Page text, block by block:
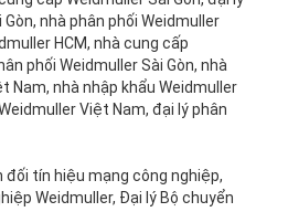
nhà phân phối Weidmuller
HCM, nhà cung cấp
phối Weidmuller Sài Gòn, nhà
Nam, nhà nhập khẩu Weidmuller
Việt Nam, đại lý phân
đối tín hiệu mạng công nghiệp, ethernet switch công nghiệp Weidmuller Hải Phòng, distributor Bộ chuyển đối tín hiệu mạng công nghiệp, ethernet switch công nghiệp Weidmuller Huế , distributor Bộ chuyển đối tín hiệu mạng công nghiệp, ethernet switch công nghiệp Weidmuller Đà Nẵng, distributor Bộ chuyển đối tín hiệu mạng công nghiệp, ethernet switch công nghiệp Weidmuller Quảng Nam, distributor Bộ chuyển đối tín hiệu mạng công nghiệp, ethernet switch công nghiệp Weidmuller Dung Quất, distributor Bộ chuyển đối tín hiệu mạng công nghiệp, ethernet switch công nghiệp Weidmuller Khánh Hoà, distributor Bộ chuyển đối tín hiệu mạng công nghiệp, ethernet switch công nghiệp Weidmuller Bình Định, distributor Bộ chuyển đối tín hiệu mạng công nghiệp, ethernet switch công nghiệp Weidmuller Đồng Nai, distributor Bộ chuyển đối tín hiệu mạng công nghiệp, ethernet switch công nghiệp Weidmuller Vũng Tàu, distributor Bộ chuyển đối tín hiệu mạng công nghiệp, ethernet switch công nghiệp Weidmuller Phú Mỹ, distributor Bộ chuyển đối tín hiệu mạng công nghiệp, ethernet switch công nghiệp Weidmuller Cát Lái, distributor Bộ chuyển đối tín hiệu mạng công nghiệp, ethernet switch công nghiệp Weidmuller Biên Hoà, distributor Bộ chuyển đối tín hiệu mạng công nghiệp, ethernet switch công nghiệp Weidmuller Bình Dương, distributor Bộ chuyển đối tín hiệu mạng công nghiệp, ethernet switch công nghiệp Weidmuller VSIP 1, distributor Bộ chuyển đối tín hiệu mạng công nghiệp, ethernet switch công nghiệp Weidmuller VSIP 2, distributor Bộ chuyển đối tín hiệu mạng công nghiệp, ethernet switch công nghiệp Weidmuller VSIP I, distributor Bộ chuyển đối tín hiệu mạng công nghiệp, ethernet switch công nghiệp Weidmuller VSIP II, distributor Bộ chuyển đối tín hiệu mạng công nghiệp, ethernet switch công nghiệp Weidmuller Long An, distributor Bộ chuyển đối tín hiệu mạng công nghiệp, ethernet switch công nghiệp Weidmuller Cần Thơ, nhà cung cấp Bộ chuyển đối tín hiệu mạng công nghiệp, ethernet switch công nghiệp Weidmuller, nhà cung cấp Bộ chuyển đối tín hiệu mạng công nghiệp, ethernet switch công nghiệp Weidmuller Việt Nam, nhà cung cấp Bộ chuyển đối tín hiệu mạng công nghiệp, ethernet switch công nghiệp Weidmuller Hồ Chí Minh, nhà cung cấp Bộ chuyển đối tín hiệu mạng công nghiệp, ethernet switch công nghiệp Weidmuller Hà Nội, nhà cung cấp Bộ chuyển đối tín hiệu mạng công nghiệp, ethernet switch công nghiệp Weidmuller Bắc Ninh, nhà cung cấp Bộ chuyển đối tín hiệu mạng công nghiệp, ethernet switch công nghiệp Weidmuller Hải Phòng, nhà cung cấp Bộ chuyển đối tín hiệu mạng công nghiệp, ethernet switch công nghiệp Weidmuller Huế, nhà cung cấp Bộ chuyển đối tín hiệu mạng công nghiệp, ethernet switch công nghiệp Weidmuller Quảng Nam, nhà cung cấp Bộ chuyển đối tín hiệu mạng công nghiệp, ethernet switch công nghiệp Weidmuller Đà Nẵng, nhà cung cấp Bộ chuyển đối tín hiệu mạng công nghiệp, ethernet switch công nghiệp Weidmuller Bình Định, nhà cung cấp Bộ chuyển đối tín hiệu mạng công nghiệp, ethernet switch công nghiệp Weidmuller Khánh Hoà, nhà cung cấp Bộ chuyển đối tín hiệu mạng công nghiệp, ethernet switch công nghiệp Weidmuller Bình Thuận, nhà cung cấp Bộ chuyển đối tín hiệu mạng công nghiệp, ethernet switch công nghiệp Weidmuller Đồng Nai, nhà cung cấp Bộ chuyển đối tín hiệu mạng công nghiệp, ethernet switch công nghiệp Weidmuller Vũng Tàu, nhà cung cấp Bộ chuyển đối tín hiệu mạng công nghiệp, ethernet switch công nghiệp Weidmuller Cát Lái, nhà cung cấp Bộ chuyển đối tín hiệu mạng công nghiệp, ethernet switch công nghiệp Weidmuller Phú Mỹ, nhà cung cấp Bộ chuyển đối tín hiệu mạng công nghiệp, ethernet switch công nghiệp Weidmuller Biên Hoà, nhà cung cấp Bộ chuyển đối tín hiệu mạng công nghiệp, ethernet switch công nghiệp Weidmuller Bình Dương, nhà cung cấp Bộ chuyển đối tín hiệu mạng công nghiệp, ethernet switch công nghiệp Weidmuller VSIP 1, nhà cung cấp Bộ chuyển đối tín hiệu mạng công nghiệp, ethernet switch công nghiệp Weidmuller VSIP 2, nhà cung cấp Bộ chuyển đối tín hiệu mạng công nghiệp, ethernet switch công nghiệp Weidmuller VSIP I, nhà cung cấp Bộ chuyển đối tín hiệu mạng công nghiệp, ethernet switch công nghiệp Weidmuller VSIP II, nhà cung cấp Bộ chuyển đối tín hiệu mạng công nghiệp, ethernet switch công nghiệp Weidmuller khu công nghệ cao Quận 9, nhà cung cấp Bộ chuyển đối tín hiệu mạng công nghiệp, ethernet switch công nghiệp Weidmuller khu công nghiệp Tân Bình, nhà cung cấp Bộ chuyển đối tín hiệu mạng công nghiệp, ethernet switch công nghiệp Weidmuller Long An, nhà cung cấp Bộ chuyển đối tín hiệu mạng công nghiệp, ethernet switch công nghiệp Weidmuller Cần Thơ, nhà cung cấp Bộ chuyển đối tín hiệu mạng công nghiệp, ethernet switch công nghiệp Weidmuller khu công nghiệp Amata Biên Hoà, nhà nhập khẩu Bộ chuyển đối tín hiệu mạng công nghiệp, ethernet switch công nghiệp Weidmuller, nhà nhập khẩu Bộ chuyển đối tín hiệu mạng công nghiệp, ethernet switch công nghiệp Weidmuller Việt Nam, nhà nhập khẩu Bộ chuyển đối tín hiệu mạng công nghiệp, ethernet switch công nghiệp Weidmuller Hồ Chí Minh, nhà nhập khẩu Bộ chuyển đối tín hiệu mạng công nghiệp, ethernet switch công nghiệp Weidmuller Hà Nội, nhà nhập khẩu Bộ chuyển đối tín hiệu mạng công nghiệp, ethernet switch công nghiệp Weidmuller Bắc Ninh, nhà nhập khẩu Bộ chuyển đối tín hiệu mạng công nghiệp, ethernet switch công nghiệp Weidmuller Hải Phòng, nhà nhập khẩu Bộ chuyển đối tín hiệu mạng công nghiệp, ethernet switch công nghiệp Weidmuller Huế, nhà nhập khẩu Bộ chuy